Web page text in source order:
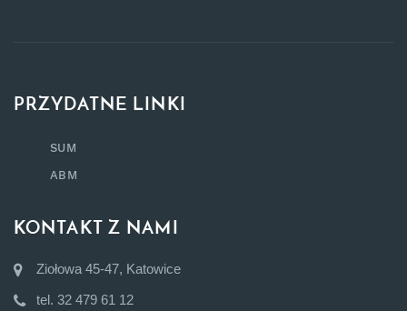
PRZYDATNE LINKI
SUM
ABM
KONTAKT Z NAMI
Ziołowa 45-47, Katowice
tel. 32 479 61 12